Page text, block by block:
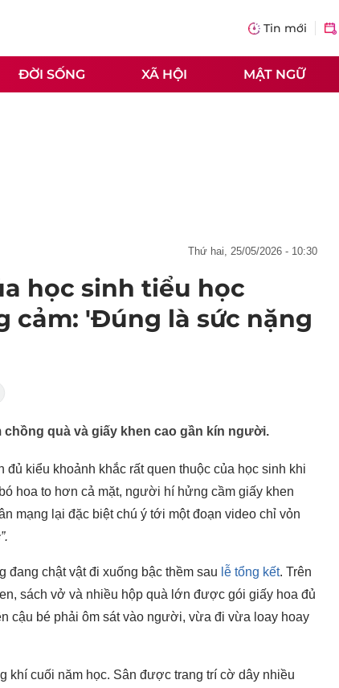
Tin mới
ĐỜI SỐNG XÃ HỘI MẬT NGỮ
thứ hai, 25/05/2026 - 10:30
học sinh tiểu học
cảm: 'Đúng là sức nặng
quà và giấy khen cao gần kín người.
kiểu khoảnh khắc rất quen thuộc của học sinh khi
hoa to hơn cả mặt, người hí hửng cầm giấy khen
mạng lại đặc biệt chú ý tới một đoạn video chỉ vỏn
.
đang chật vật đi xuống bậc thềm sau lễ tổng kết. Trên
sách vở và nhiều hộp quà lớn được gói giấy hoa đủ
cậu bé phải ôm sát vào người, vừa đi vừa loay hoay
khí cuối năm học. Sân được trang trí cờ dây nhiều